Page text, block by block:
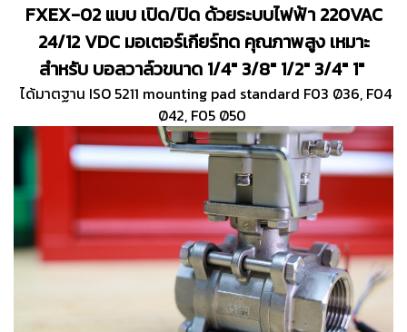
FXEX-02 แบบ เปิด/ปิด ด้วยระบบไฟฟ้า 220VAC
24/12 VDC มอเตอร์เกียร์ทด คุณภาพสูง เหมาะ
สำหรับ บอลวาล์วขนาด 1/4" 3/8" 1/2" 3/4" 1"
ได้มาตฐาน ISO 5211 mounting pad standard F03 Ø36, F04
Ø42, F05 Ø50